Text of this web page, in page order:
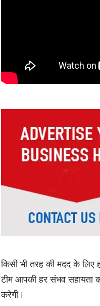
किसी भी तरह की मदद के लिए
टीम आपकी हर संभव सहायता
करेगी।